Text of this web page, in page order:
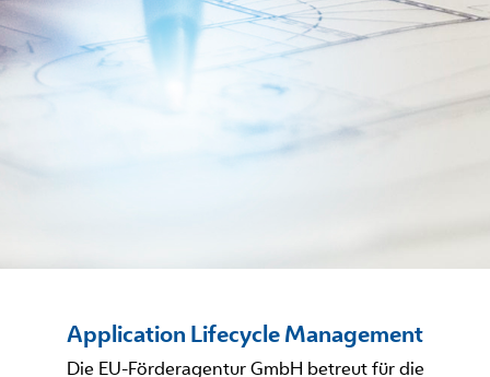
Application Lifecycle Management
Die EU-Förderagentur GmbH betreut für die